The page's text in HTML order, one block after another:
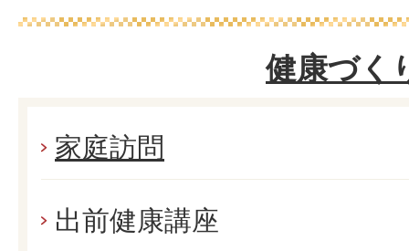
健康づく
家庭訪問
出前健康講座